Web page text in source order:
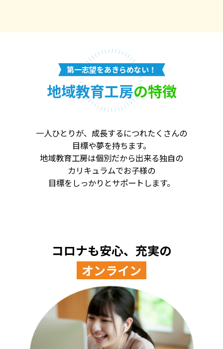
第一志望をあきらめない！
地域教育工房の特徴
一人ひとりが、成長するにつれたくさんの
目標や夢を持ちます。
地域教育工房は個別だから出来る独自の
カリキュラムでお子様の
目標をしっかりとサポートします。
コロナも安心、充実の
オンライン